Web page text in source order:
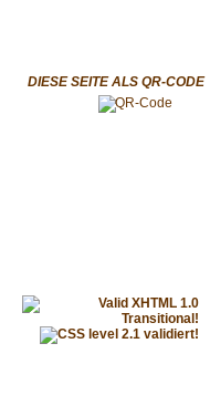
DIESE SEITE ALS QR-CODE